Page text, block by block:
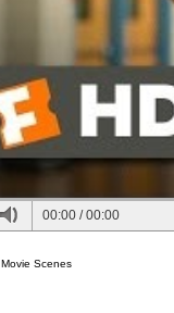
00:00 /00:00
Movie Scenes